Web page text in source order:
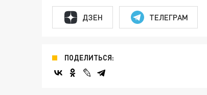
ДЗЕН ТЕЛЕГРАМ
ПОДЕЛИТЬСЯ: